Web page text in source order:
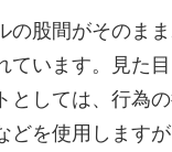
の股間がそのま
います。見た
としては、行為
を使用します